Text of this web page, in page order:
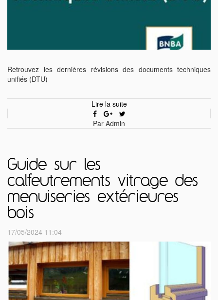
Retrouvez les dernières révisions des documents techniques
unifiés (DTU)
Lire la suite
Par Admin
Guide sur les
calfeutrements vitrage des
menuiseries extérieures
bois
17/05/2024 11:04